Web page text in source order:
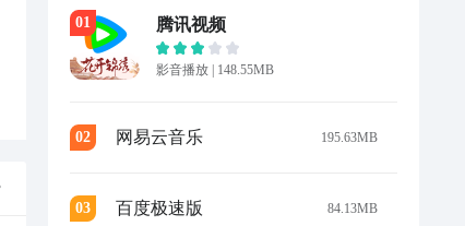
01 腾讯视频
影音播放 | 148.55MB
02 网易云音乐 195.63MB
03 百度极速版 84.13MB